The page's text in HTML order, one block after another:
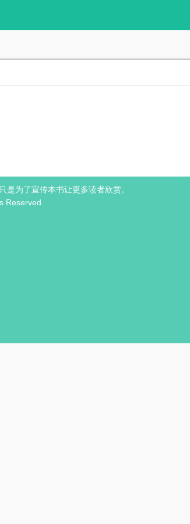
盘子，晚上端盘子 秦礼遇大学毕业后，他们在
为了宣传本书让更多读者欣赏。
Reserved.